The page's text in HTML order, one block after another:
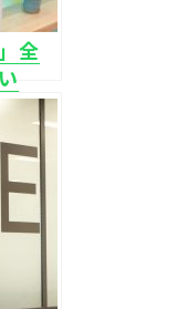
全
式会